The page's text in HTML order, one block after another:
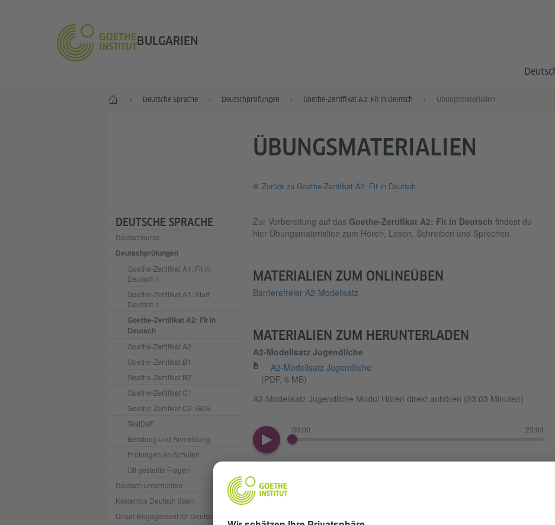
BULGARIEN
Start Deutsche Sprache Deutschprüfungen Goethe-Zertifikat A2: Fit in Deutsch Übungsmaterialien
DEUTSCHE SPRACHE
Deutschkurse
Deutschprüfungen
Goethe-Zertifikat A1: Fit in
Deutsch 1
Goethe-Zertifikat A1: Start
Deutsch 1
Goethe-Zertifikat A2: Fit in
Deutsch
Goethe-Zertifikat A2
Goethe-Zertifikat B1
Goethe-Zertifikat B2
Goethe-Zertifikat C1
Goethe-Zertifikat C2: GDS
TestDaF
Beratung und Anmeldung
Prüfungen an Schulen
Oft gestellte Fragen
Deutsch unterrichten
Kostenlos Deutsch üben
Unser Engagement für Deutsch
ÜBUNGSMATERIALIEN
Zurück zu Goethe-Zertifikat A2: Fit in Deutsch
Zur Vorbereitung auf das Goethe-Zertifikat A2: Fit in Deutsch findest du
hier Übungsmaterialien zum Hören, Lesen, Schreiben und Sprechen.
MATERIALIEN ZUM ONLINEÜBEN
Barrierefreier A2-Modellsatz
MATERIALIEN ZUM HERUNTERLADEN
A2-Modellsatz Jugendliche
A2-Modellsatz Jugendliche
(PDF, 6 MB)
A2-Modellsatz Jugendliche Modul Hören direkt anhören (23:03 Minuten)
00:00 23:04
A2-Modellsatz Jugendliche Modul Hören herunterladen